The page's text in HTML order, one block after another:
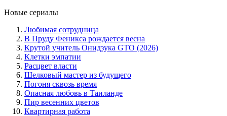
Новые сериалы
Любимая сотрудница
В Пруду Феникса рождается весна
Крутой учитель Онидзука GTO (2026)
Клетки эмпатии
Расцвет власти
Шелковый мастер из будущего
Погоня сквозь время
Опасная любовь в Таиланде
Пир весенних цветов
Квартирная работа